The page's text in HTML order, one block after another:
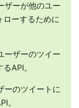
ザーが他のユー
ローするために
ーザーのツイー
API。
ーのツイートに
。